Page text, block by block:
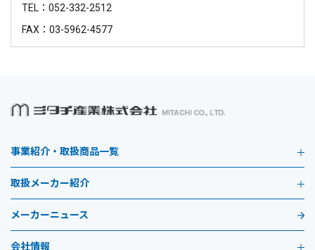
TEL：052-332-2512
FAX：03-5962-4577
事業紹介・取扱商品一覧
取扱メーカー紹介
メーカーニュース
会社情報